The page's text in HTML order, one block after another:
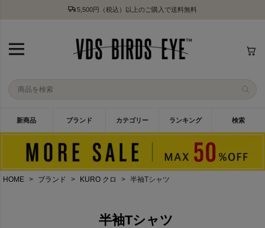
5,500円（税込）以上のご購入で送料無料
新商品 ブランド カテゴリー ランキング 検索
HOME ブランド KURO クロ 半袖Tシャツ
半袖Tシャツ